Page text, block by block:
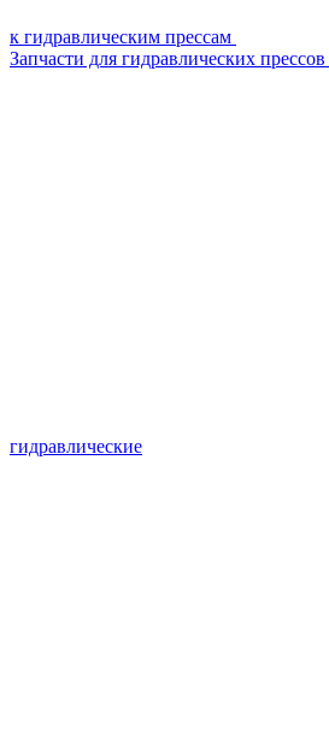
к гидравлическим прессам
Запчасти для гидравлических прессов
гидравлические